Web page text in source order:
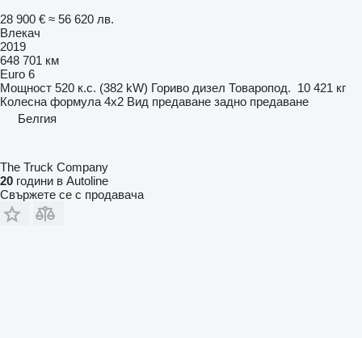
28 900 € ≈ 56 620 лв.
Влекач
2019
648 701 км
Euro 6
Мощност 520 к.с. (382 kW) Гориво дизел Товаропод. 10 421 кг
Колесна формула 4x2 Вид предаване задно предаване
Белгия
The Truck Company
20 години в Autoline
Свържете се с продавача